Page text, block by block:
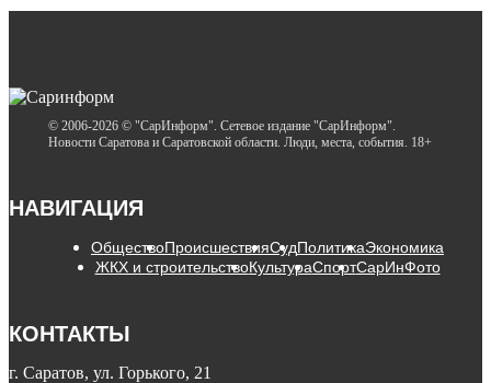
© 2006-2026 © "СарИнформ". Сетевое издание "СарИнформ".
Новости Саратова и Саратовской области. Люди, места, события. 18+
НАВИГАЦИЯ
ОбществоПроисшествияСудПолитикаЭкономика
ЖКХ и строительствоКультураСпортСарИнФото
КОНТАКТЫ
г. Саратов, ул. Горького, 21